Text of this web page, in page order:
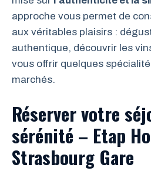
approche vous permet de
aux véritables plaisirs :
authentique, découvrir les
vous offrir quelques
marchés.
Réserver votre
sérénité – Etap
Strasbourg Gare